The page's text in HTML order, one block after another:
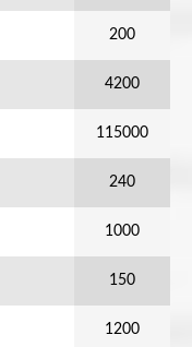
200
4200
115000
240
1000
150
1200